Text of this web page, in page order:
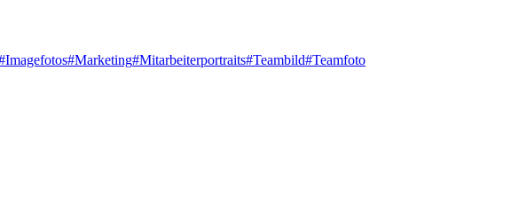
Imagefotos#Marketing#Mitarbeiterportraits#Teambild#Teamfoto